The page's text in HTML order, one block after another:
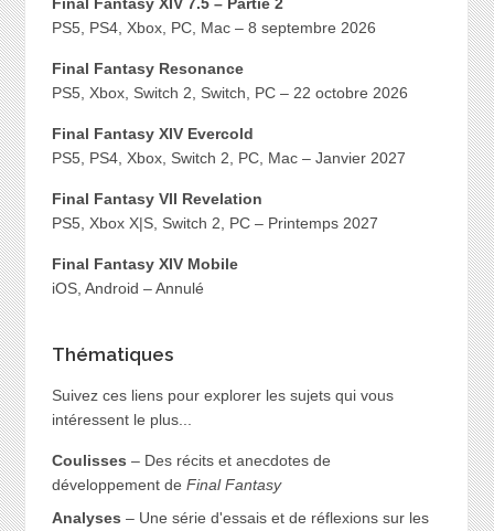
PS5, PS4, Xbox, PC, Mac – 8 septembre 2026
Final Fantasy Resonance
PS5, Xbox, Switch 2, Switch, PC – 22 octobre 2026
Final Fantasy XIV Evercold
PS5, PS4, Xbox, Switch 2, PC, Mac – Janvier 2027
Final Fantasy VII Revelation
PS5, Xbox X|S, Switch 2, PC – Printemps 2027
Final Fantasy XIV Mobile
iOS, Android – Annulé
Thématiques
Suivez ces liens pour explorer les sujets qui vous
intéressent le plus...
Coulisses – Des récits et anecdotes de
développement de Final Fantasy
Analyses – Une série d'essais et de réflexions sur les